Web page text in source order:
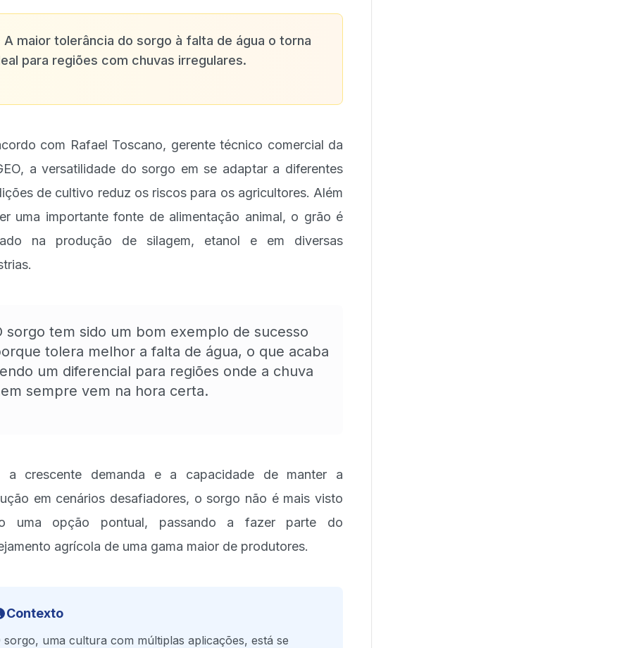
A maior tolerância do sorgo à falta de água o torna
para regiões com chuvas irregulares.
com Rafael Toscano, gerente técnico comercial da
a versatilidade do sorgo em se adaptar a diferentes
de cultivo reduz os riscos para os agricultores. Além
uma importante fonte de alimentação animal, o grão é
na produção de silagem, etanol e em diversas
sorgo tem sido um bom exemplo de sucesso
tolera melhor a falta de água, o que acaba
um diferencial para regiões onde a chuva
sempre vem na hora certa.
a crescente demanda e a capacidade de manter a
em cenários desafiadores, o sorgo não é mais visto
uma opção pontual, passando a fazer parte do
agrícola de uma gama maior de produtores.
Contexto
sorgo, uma cultura com múltiplas aplicações, está se